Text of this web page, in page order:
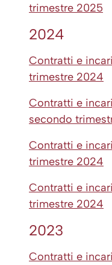
trimestre 2025
2024
Contratti e
trimestre 2024
Contratti e
secondo
Contratti e
trimestre 2024
Contratti e
trimestre 2024
2023
Contratti e